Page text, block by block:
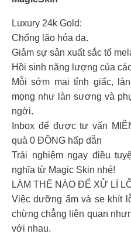
Luxury 24k Gold:
Chống lão hóa da.
Giảm sự sản xuất sắc tố
Hồi sinh năng lượng của
Mỗi sớm mai tỉnh giấc,
mọng như làn sương và
ngời.
Inbox để được tư vấn
quà 0 ĐỒNG hấp dẫn
Trải nghiệm ngay điều
nghĩa từ Magic Skin nhé!
LÀM THẾ NÀO ĐỂ XỬ LÍ
Việc dưỡng ẩm và se khít
chừng chẳng liên quan
với nhau.